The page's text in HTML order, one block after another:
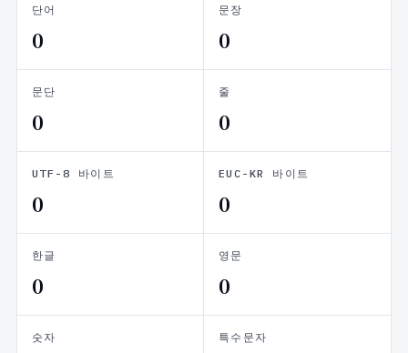
단어
0
문장
0
문단
0
줄
0
UTF-8 바이트
0
EUC-KR 바이트
0
한글
0
영문
0
숫자 특수문자